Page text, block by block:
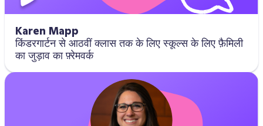
Karen Mapp
किंडरगार्टन से आठवीं क्लास तक के लिए स्कूल्स के लिए फ़ैमिली
का जुड़ाव का फ़्रेमवर्क